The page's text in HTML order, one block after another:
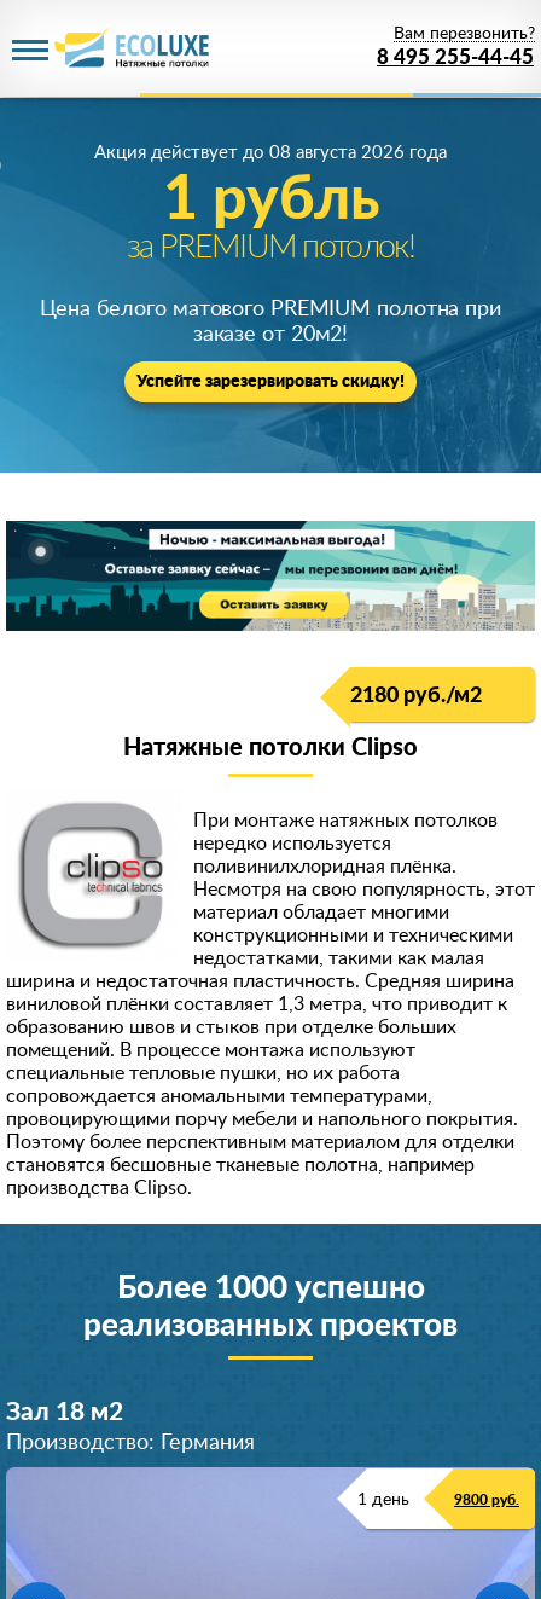
8 495 255-44-45
Вам перезвонить?
1 рубль
за PREMIUM потолок!
Акция действует до 08 августа 2026 года
Цена белого матового PREMIUM полотна при
заказе от 20м2!
Успейте зарезервировать скидку!
2180 руб./м2
Натяжные потолки Clipso
При монтаже натяжных потолков
нередко используется
поливинилхлоридная плёнка.
Несмотря на свою популярность, этот
материал обладает многими
конструкционными и техническими
недостатками, такими как малая
ширина и недостаточная пластичность. Средняя ширина
виниловой плёнки составляет 1,3 метра, что приводит к
образованию швов и стыков при отделке больших
помещений. В процессе монтажа используют
специальные тепловые пушки, но их работа
сопровождается аномальными температурами,
провоцирующими порчу мебели и напольного покрытия.
Поэтому более перспективным материалом для отделки
становятся бесшовные тканевые полотна, например
производства Clipso.
Более 1000 успешно
реализованных проектов
Зал 18 м2
Производство: Германия
1 день 9800 руб.
Коридор 12 м
Производство: Германия
Гостиная 16 м
Производство: Германия
Гостиная 18 м
Производство: Германия
Кухня 13 м
Производство: Германия